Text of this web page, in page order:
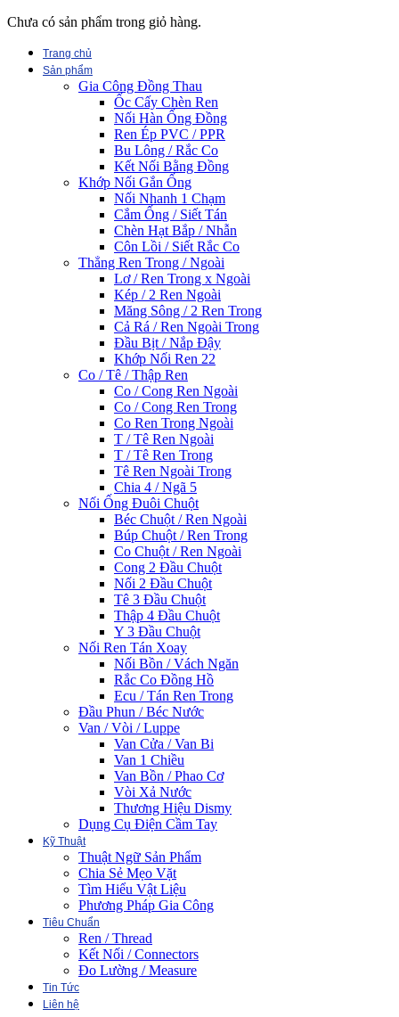
Chưa có sản phẩm trong giỏ hàng.
Trang chủ
Sản phẩm
Gia Công Đồng Thau
Ốc Cấy Chèn Ren
Nối Hàn Ống Đồng
Ren Ép PVC / PPR
Bu Lông / Rắc Co
Kết Nối Bằng Đồng
Khớp Nối Gắn Ống
Nối Nhanh 1 Chạm
Cắm Ống / Siết Tán
Chèn Hạt Bắp / Nhẫn
Côn Lồi / Siết Rắc Co
Thẳng Ren Trong / Ngoài
Lơ / Ren Trong x Ngoài
Kép / 2 Ren Ngoài
Măng Sông / 2 Ren Trong
Cả Rá / Ren Ngoài Trong
Đầu Bịt / Nắp Đậy
Khớp Nối Ren 22
Co / Tê / Thập Ren
Co / Cong Ren Ngoài
Co / Cong Ren Trong
Co Ren Trong Ngoài
T / Tê Ren Ngoài
T / Tê Ren Trong
Tê Ren Ngoài Trong
Chia 4 / Ngã 5
Nối Ống Đuôi Chuột
Béc Chuột / Ren Ngoài
Búp Chuột / Ren Trong
Co Chuột / Ren Ngoài
Cong 2 Đầu Chuột
Nối 2 Đầu Chuột
Tê 3 Đầu Chuột
Thập 4 Đầu Chuột
Y 3 Đầu Chuột
Nối Ren Tán Xoay
Nối Bồn / Vách Ngăn
Rắc Co Đồng Hồ
Ecu / Tán Ren Trong
Đầu Phun / Béc Nước
Van / Vòi / Luppe
Van Cửa / Van Bi
Van 1 Chiều
Van Bồn / Phao Cơ
Vòi Xả Nước
Thương Hiệu Dismy
Dụng Cụ Điện Cầm Tay
Kỹ Thuật
Thuật Ngữ Sản Phẩm
Chia Sẻ Mẹo Vặt
Tìm Hiểu Vật Liệu
Phương Pháp Gia Công
Tiêu Chuẩn
Ren / Thread
Kết Nối / Connectors
Đo Lường / Measure
Tin Tức
Liên hệ